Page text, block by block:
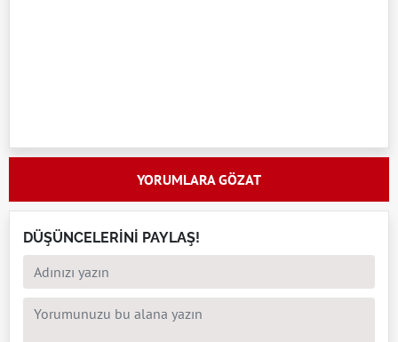
YORUMLARA GÖZAT
DÜŞÜNCELERİNİ PAYLAŞ!